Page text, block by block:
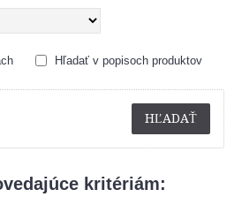
Hľadať v popisoch produktov
kritériám: